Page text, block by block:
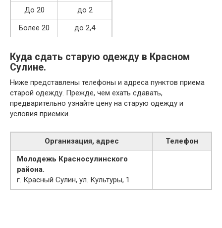
До 20
до 2
Более 20
до 2,4
Куда сдать старую одежду в Красном
Сулине.
Ниже представлены телефоны и адреса пунктов приема
старой одежду. Прежде, чем ехать сдавать,
предварительно узнайте цену на старую одежду и
условия приемки.
Организация, адрес
Телефон
Молодежь Красносулинского
района.
г. Красный Сулин, ул. Культуры, 1